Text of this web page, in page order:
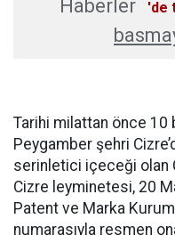
Haberler
'de
Tarihi milattan önce 10
Peygamber şehri
serinletici içeceği olan
Cizre leyminetesi, 20
Patent ve Marka
numarasıyla resmen